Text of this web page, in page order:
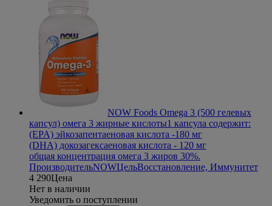
NOW Foods Omega 3 (500 гелевых
капсул) омега 3 жирные кислоты1 капсула содержит:
(EPA) эйкозапентаеновая кислота -180 мг
(DHA) докозагексаеновая кислота - 120 мг
общая концентрация омега 3 жиров 30%.
ПроизводительNOWЦельВосстановление, Иммунитет
4 290Цена
Нет в наличии
Уведомить о поступлении